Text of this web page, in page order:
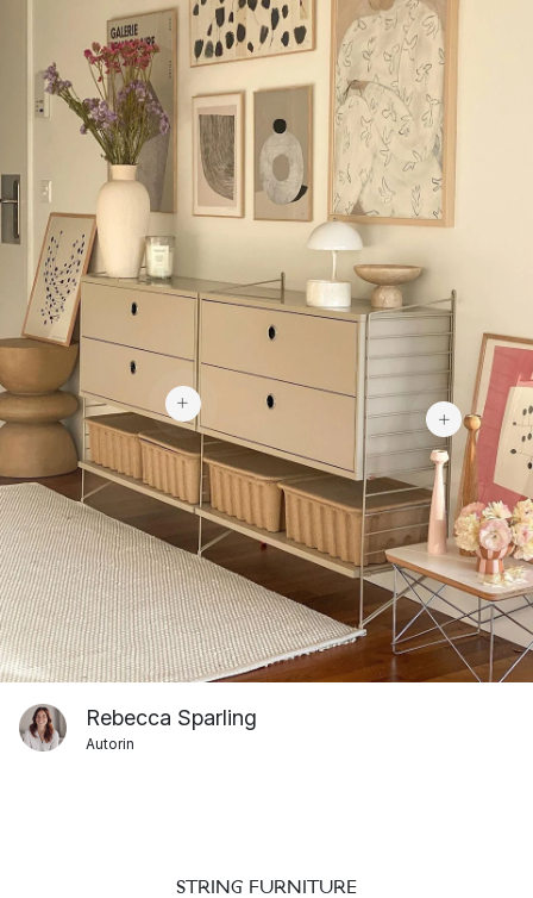
190 €
Rebecca Sparling
Autorin
STRING FURNITURE